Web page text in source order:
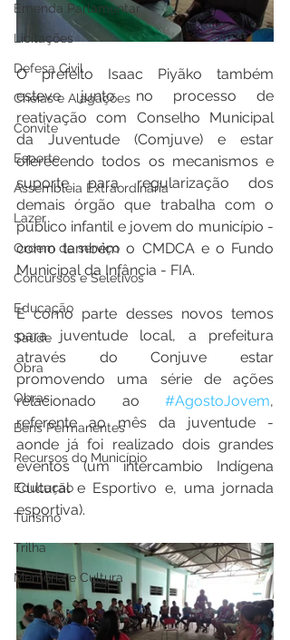
Emenda Parlamentar
Licitações
Defesa Civil
Cheias e Alagações
Convite
Esporte
Assembleia Extraordinária
Lazer
Ordem de serviço
Concursos e Seletivos
Educação
Saúde
Obra
Obras
Bens Permanentes
Recursos do Município
Educação
Turismo
Trilha
Memória e Cultura
O prefeito Isaac Piyãko também
esteve junto no processo de
reativação com Conselho Municipal
da Juventude (Comjuve) e estar
oferecendo todos os mecanismos e
suporte para regularização dos
demais órgão que trabalha com o
público infantil e jovem do município -
como também o CMDCA e o Fundo
Municipal da Infância - FIA.
E como parte desses novos temos
para juventude local, a prefeitura
através do Conjuve estar
promovendo uma série de ações
relacionado ao #AgostoJovem,
referente ao mês da juventude -
aonde já foi realizado dois grandes
eventos (um intercambio Indígena
Cultural e Esportivo e, uma jornada
esportiva).